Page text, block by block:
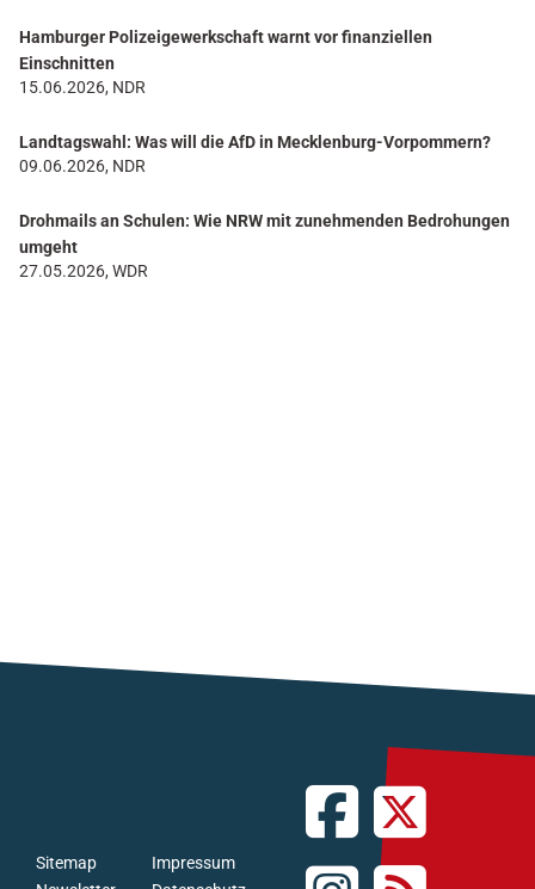
Hamburger Polizeigewerkschaft warnt vor finanziellen
Einschnitten
15.06.2026, NDR
Landtagswahl: Was will die AfD in Mecklenburg-Vorpommern?
09.06.2026, NDR
Drohmails an Schulen: Wie NRW mit zunehmenden Bedrohungen
umgeht
27.05.2026, WDR
Sitemap
Impressum